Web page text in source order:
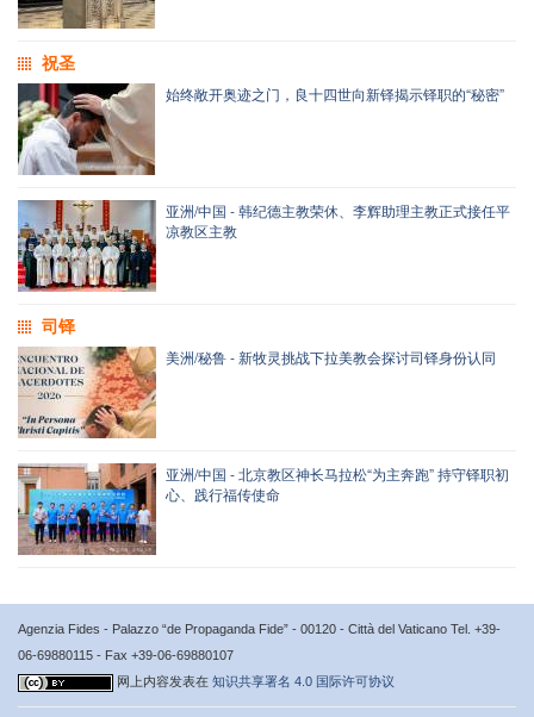
祝圣
始终敞开奥迹之门，良十四世向新铎揭示铎职的“秘密”
亚洲/中国 - 韩纪德主教荣休、李辉助理主教正式接任平
凉教区主教
司铎
美洲/秘鲁 - 新牧灵挑战下拉美教会探讨司铎身份认同
亚洲/中国 - 北京教区神长马拉松“为主奔跑” 持守铎职初
心、践行福传使命
Agenzia Fides - Palazzo “de Propaganda Fide” - 00120 - Città del Vaticano Tel. +39-
06-69880115 - Fax +39-06-69880107
网上内容发表在 知识共享署名 4.0 国际许可协议